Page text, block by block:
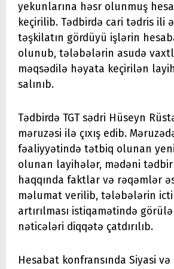
yekunlarına həsr olunmuş
keçirilib. Tədbirdə cari tədris ili
təşkilatın gördüyü işlərin
olunub, tələbələrin asudə
məqsədilə həyata keçirilən
salınıb.
Tədbirdə TGT sədri Hüseyn
məruzəsi ilə çıxış edib.
fəaliyyətində tətbiq olunan
olunan layihələr, mədəni
haqqında faktlar və rəqəmlər
məlumat verilib, tələbələrin
artırılması istiqamətində
nəticələri diqqətə çatdırılıb.
Hesabat konfransında Siyasi